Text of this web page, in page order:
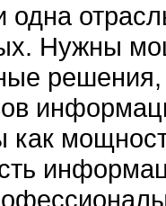
одна
Нужны
решения,
как